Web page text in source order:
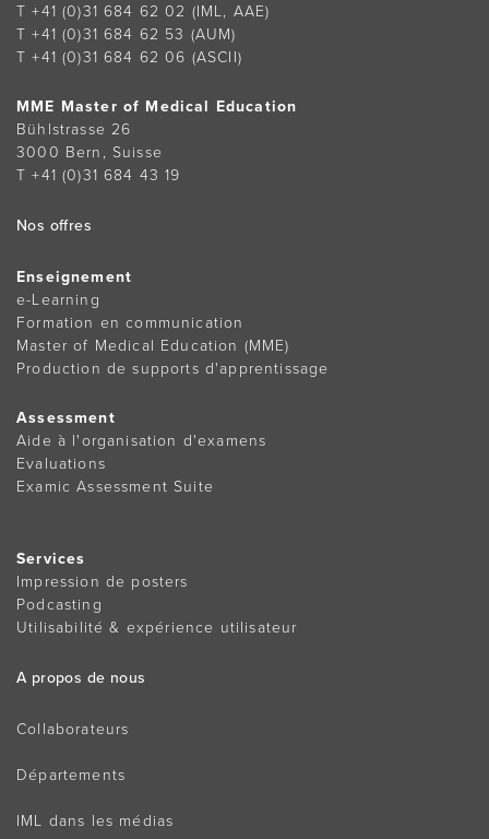
T +41 (0)31 684 62 02 (IML, AAE)
T +41 (0)31 684 62 53 (AUM)
T +41 (0)31 684 62 06 (ASCII)
MME Master of Medical Education
Bühlstrasse 26
3000 Bern, Suisse
T +41 (0)31 684 43 19
Nos offres
Enseignement
e-Learning
Formation en communication
Master of Medical Education (MME)
Production de supports d'apprentissage
Assessment
Aide à l'organisation d'examens
Evaluations
Examic Assessment Suite
Services
Impression de posters
Podcasting
Utilisabilité & expérience utilisateur
A propos de nous
Collaborateurs
Départements
IML dans les médias